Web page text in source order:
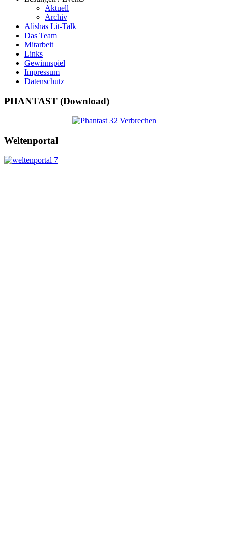
Aktuell
Archiv
Alishas Lit-Talk
Das Team
Mitarbeit
Links
Gewinnspiel
Impressum
Datenschutz
PHANTAST (Download)
Weltenportal